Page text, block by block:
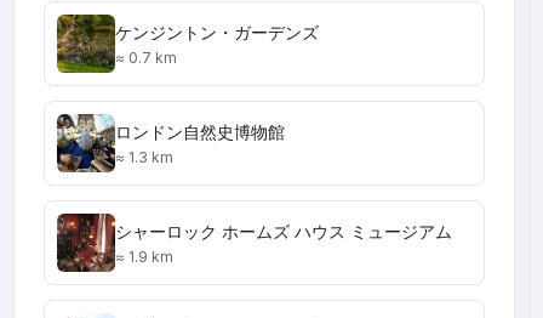
ケンジントン・ガーデンズ
≈ 0.7 km
ロンドン自然史博物館
≈ 1.3 km
シャーロック ホームズ ハウス ミュージアム
≈ 1.9 km